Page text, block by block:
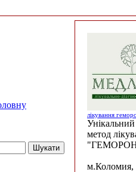
лікування
Унікальний
метод
м.Коломия,